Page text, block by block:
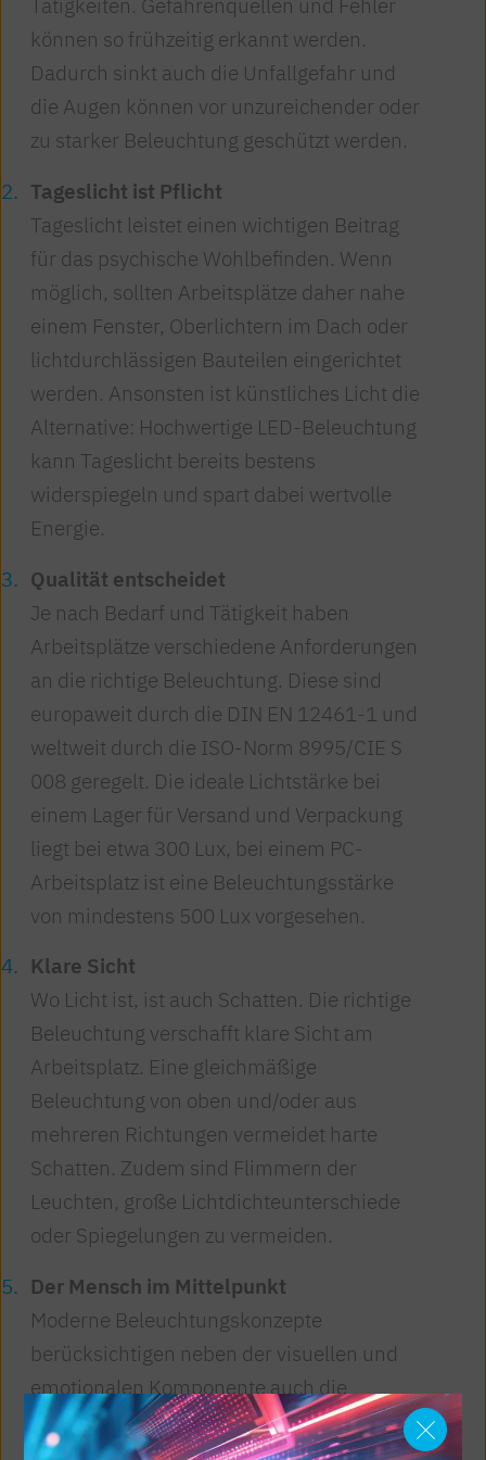
Tätigkeiten. Gefahrenquellen und Fehler
können so frühzeitig erkannt werden.
Dadurch sinkt auch die Unfallgefahr und
die Augen können vor unzureichender oder
zu starker Beleuchtung geschützt werden.
Tageslicht ist Pflicht
Tageslicht leistet einen wichtigen Beitrag
für das psychische Wohlbefinden. Wenn
möglich, sollten Arbeitsplätze daher nahe
einem Fenster, Oberlichtern im Dach oder
lichtdurchlässigen Bauteilen eingerichtet
werden. Ansonsten ist künstliches Licht die
Alternative: Hochwertige LED-Beleuchtung
kann Tageslicht bereits bestens
widerspiegeln und spart dabei wertvolle
Energie.
Qualität entscheidet
Je nach Bedarf und Tätigkeit haben
Arbeitsplätze verschiedene Anforderungen
an die richtige Beleuchtung. Diese sind
europaweit durch die DIN EN 12461-1 und
weltweit durch die ISO-Norm 8995/CIE S
008 geregelt. Die ideale Lichtstärke bei
einem Lager für Versand und Verpackung
liegt bei etwa 300 Lux, bei einem PC-
Arbeitsplatz ist eine Beleuchtungsstärke
von mindestens 500 Lux vorgesehen.
Klare Sicht
Wo Licht ist, ist auch Schatten. Die richtige
Beleuchtung verschafft klare Sicht am
Arbeitsplatz. Eine gleichmäßige
Beleuchtung von oben und/oder aus
mehreren Richtungen vermeidet harte
Schatten. Zudem sind Flimmern der
Leuchten, große Lichtdichteunterschiede
oder Spiegelungen zu vermeiden.
Der Mensch im Mittelpunkt
Moderne Beleuchtungskonzepte
berücksichtigen neben der visuellen und
emotionalen Komponente auch die
biologische (melanopische) Wirkung von
Licht. Entsprechend dem menschlichen